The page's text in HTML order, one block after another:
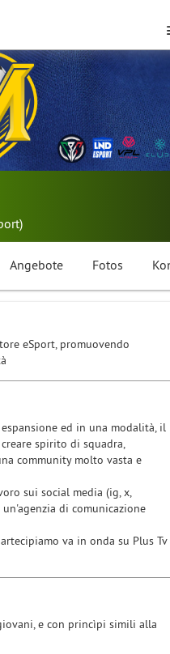
Angebote Fotos
eSport, promuovendo
ed in una modalità, il
spirito di squadra,
community molto vasta e
sui social media (ig, x,
di comunicazione
va in onda su Plus Tv
e con princìpi simili alla